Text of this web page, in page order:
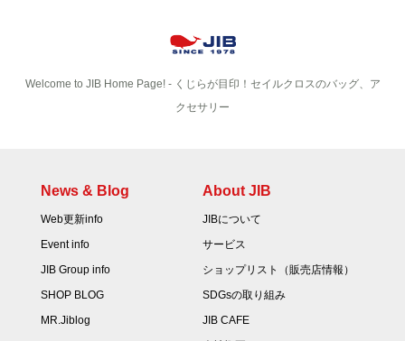
Welcome to JIB Home Page! ‐ くじらが目印！セイルクロスのバッグ、ア
クセサリー
News & Blog
Web更新info
Event info
JIB Group info
SHOP BLOG
MR.Jiblog
About JIB
JIBについて
サービス
ショップリスト（販売店情報）
SDGsの取り組み
JIB CAFE